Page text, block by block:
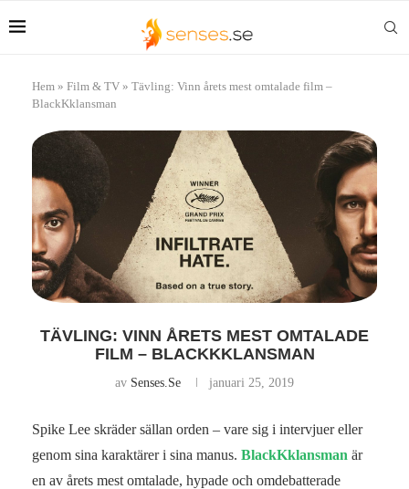
Hem » Film & TV » Tävling: Vinn årets mest omtalade film –
BlackKklansman
TÄVLING: VINN ÅRETS MEST OMTALADE
FILM – BLACKKKLANSMAN
av Senses.se januari 25, 2019
Spike Lee skräder sällan orden – vare sig i intervjuer eller
genom sina karaktärer i sina manus. BlackKklansman är
en av årets mest omtalade, hypade och omdebatterade